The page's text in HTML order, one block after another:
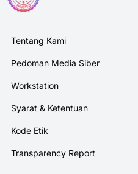
Tentang Kami
Pedoman Media Siber
Workstation
Syarat & Ketentuan
Kode Etik
Transparency Report